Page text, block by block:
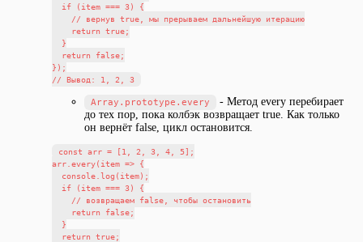
  if (item === 3) {
    // вернув true, мы прерываем дальнейшую итерацию
    return true;
  }
  return false;
});
Array.prototype.every
- Метод every перебирает
до тех пор, пока колбэк возвращает true. Как только
он вернёт false, цикл остановится.
const arr = [1, 2, 3, 4, 5];
arr.every(item => {
  console.log(item);
  if (item === 3) {
    // возвращаем false, чтобы остановить
    return false;
  }
  return true;